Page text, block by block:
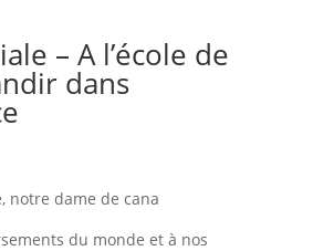
– A l’école de
dans
du monde et à nos